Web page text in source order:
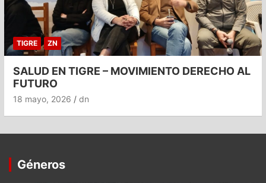
TIGRE ZN
SALUD EN TIGRE – MOVIMIENTO DERECHO AL
FUTURO
18 mayo, 2026 dn
Géneros